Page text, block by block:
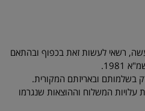
רשאי לעשות זאת בכפוף ובהתאם
המשלוח וההוצאות שנגרמו